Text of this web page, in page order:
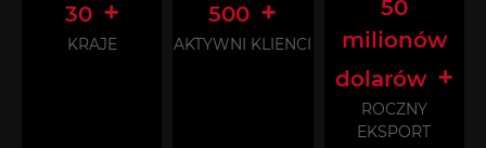
30 +
KRAJE
500 +
AKTYWNI KLIENCI
50
milionów
dolarów +
ROCZNY
EKSPORT